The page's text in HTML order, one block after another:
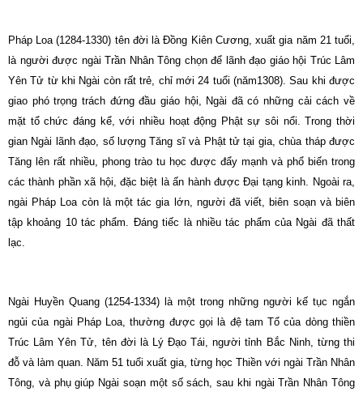
Pháp Loa (1284-1330) tên đời là Ðồng Kiên Cương, xuất gia năm 21 tuổi,
là người được ngài Trần Nhân Tông chọn để lãnh đạo giáo hội Trúc Lâm
Yên Tử từ khi Ngài còn rất trẻ, chỉ mới 24 tuổi (năm1308). Sau khi được
giao phó trọng trách đứng đầu giáo hội, Ngài đã có những cải cách về
mặt tổ chức đáng kể, với nhiều hoạt động Phật sự sôi nổi. Trong thời
gian Ngài lãnh đạo, số lượng Tăng sĩ và Phật tử tại gia, chùa tháp được
Tăng lên rất nhiều, phong trào tu học được đẩy mạnh và phổ biến trong
các thành phần xã hội, đặc biệt là ấn hành được Ðại tạng kinh. Ngoài ra,
ngài Pháp Loa còn là một tác gia lớn, người đã viết, biên soạn và biên
tập khoảng 10 tác phẩm. Ðáng tiếc là nhiều tác phẩm của Ngài đã thất
lạc.
Ngài Huyền Quang (1254-1334) là một trong những người kế tục ngắn
ngủi của ngài Pháp Loa, thường được gọi là đệ tam Tổ của dòng thiền
Trúc Lâm Yên Tử, tên đời là Lý Ðạo Tái, người tỉnh Bắc Ninh, từng thi
đỗ và làm quan. Năm 51 tuổi xuất gia, từng học Thiền với ngài Trần Nhân
Tông, và phụ giúp Ngài soạn một số sách, sau khi ngài Trần Nhân Tông